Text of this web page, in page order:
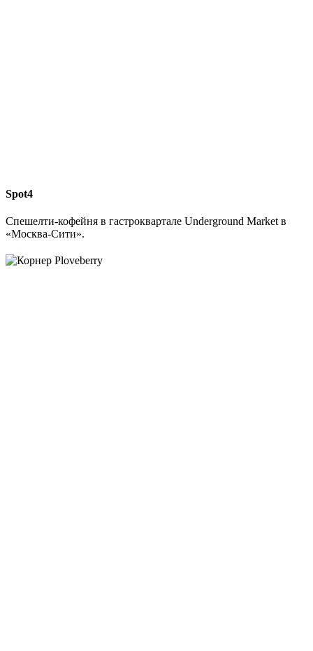
Spot4
Спешелти-кофейня в гастроквартале Underground Market в
«Москва-Cити».